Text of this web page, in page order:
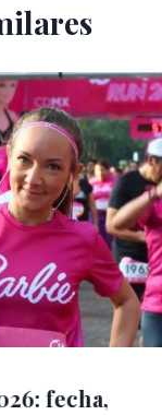
fecha,